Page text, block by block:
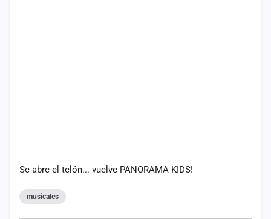
Se abre el telón... vuelve PANORAMA KIDS!
musicales